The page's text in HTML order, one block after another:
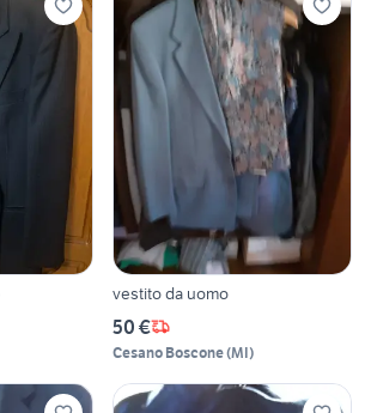
vestito da uomo
50 €
Cesano Boscone(MI)